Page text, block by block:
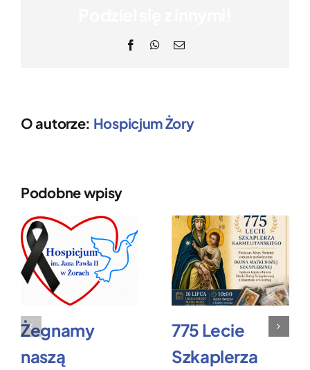
FacebookWhatsApp
Email
O autorze: Hospicjum Żory
Podobne wpisy
Żegnamy
naszą
775 Lecie
Szkaplerza